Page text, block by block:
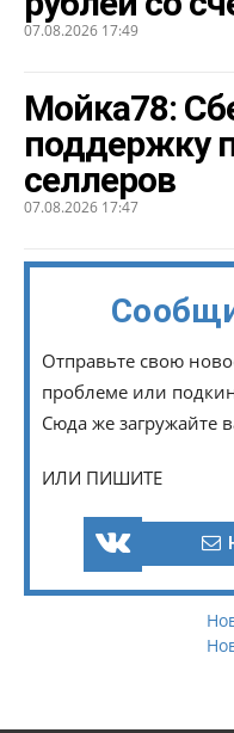
07.08.2026 17:49
Мойка78:
поддержку
селлеров
07.08.2026 17:47
Отправьте свою
проблеме или
Сюда же загружайте
ИЛИ ПИШИТЕ